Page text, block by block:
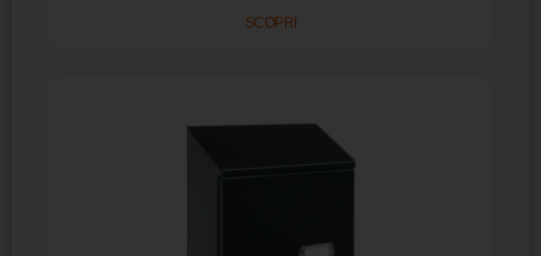
SCOPRI